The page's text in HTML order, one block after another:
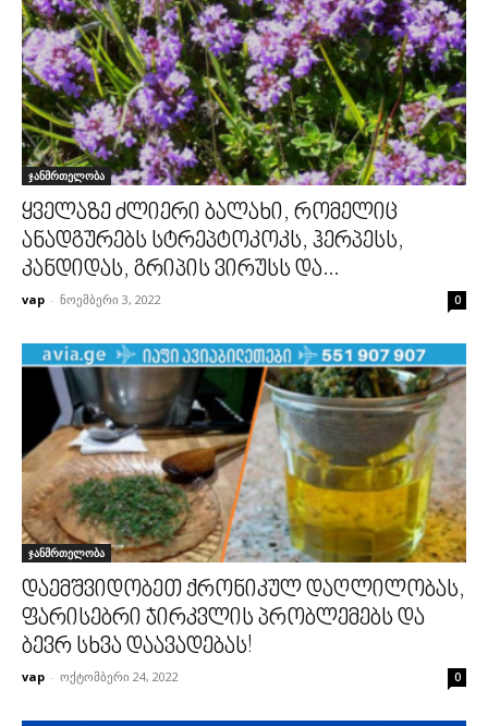
ჯანმრთელობა
ყველაზე ძლიერი ბალახი, რომელიც
ანადგურებს სტრეპტოკოკს, ჰერპესს,
კანდიდას, გრიპის ვირუსს და...
vap - ნოემბერი 3, 2022 0
ჯანმრთელობა
დაემშვიდობეთ ქრონიკულ დაღლილობას,
ფარისებრი ჯირკვლის პრობლემებს და
ბევრ სხვა დაავადებას!
vap - ოქტომბერი 24, 2022 0